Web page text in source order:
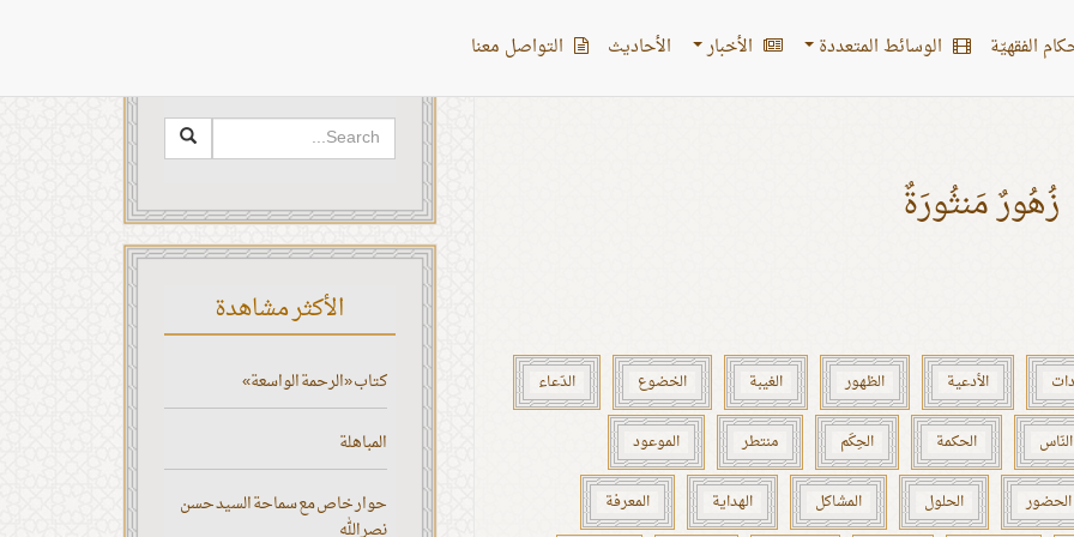
الفقهیّة الوسائط المتعددة الأخبار الأحادیث التواصل معنا
زُهُورٌ مَنثُورَةٌ
الأدعية الظهور الغيبة الخضوع الدّعاء
النّاس الحكمة الحِكَم منتطر الموعود
الحضور الحلول المشاكل الهداية المعرفة
الأكثر مشاهدة
كتاب «الرحمة الواسعة»
المباهلة
حوار خاص مع سماحة السيد حسن
نصر الله